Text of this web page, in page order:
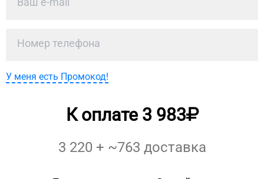
У меня есть Промокод!
К оплате 3 983
3 220 + ~763 доставка